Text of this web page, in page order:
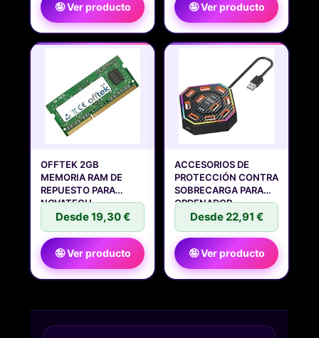
🤪 Ver producto 🤪 Ver producto
OFFTEK 2GB
MEMORIA RAM DE
REPUESTO PARA
NOVATECH
INDUSTRIAL
Desde 19,30 €
🤪 Ver producto
ACCESORIOS DE
PROTECCIÓN CONTRA
SOBRECARGA PARA
ORDENADOR
Desde 22,91 €
🤪 Ver producto